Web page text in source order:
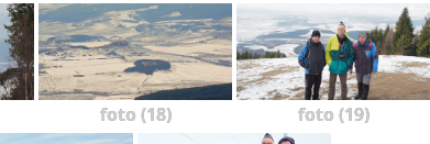
foto (18) foto (19)